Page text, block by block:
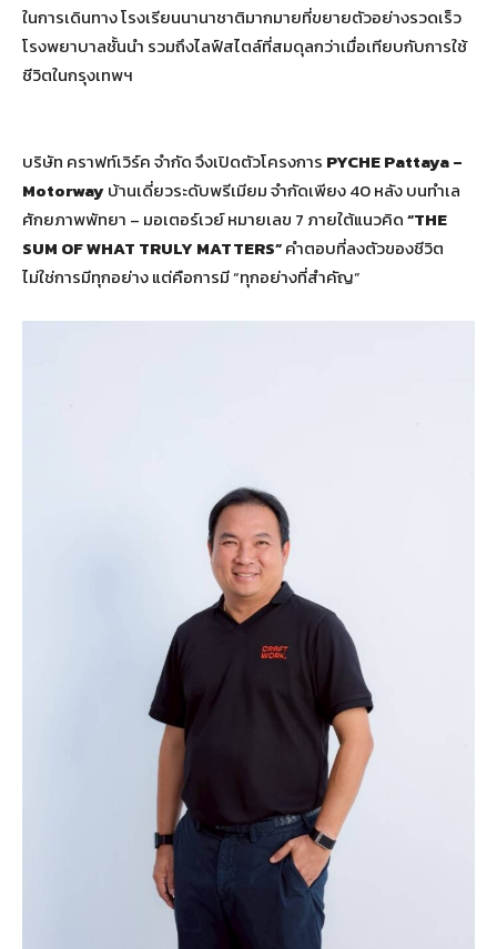
ในการเดินทาง โรงเรียนนานาชาติมากมายที่ขยายตัวอย่างรวดเร็ว
โรงพยาบาลชั้นนำ รวมถึงไลฟ์สไตล์ที่สมดุลกว่าเมื่อเทียบกับการใช้
ชีวิตในกรุงเทพฯ
บริษัท คราฟท์เวิร์ค จำกัด จึงเปิดตัวโครงการ PYCHE Pattaya –
Motorwayบ้านเดี่ยวระดับพรีเมียม จำกัดเพียง 40 หลัง บนทำเล
ศักยภาพพัทยา – มอเตอร์เวย์ หมายเลข 7 ภายใต้แนวคิด“THE
SUM OF WHAT TRULY MATTERS”คำตอบที่ลงตัวของชีวิต
ไม่ใช่การมีทุกอย่าง แต่คือการมี “ทุกอย่างที่สำคัญ”